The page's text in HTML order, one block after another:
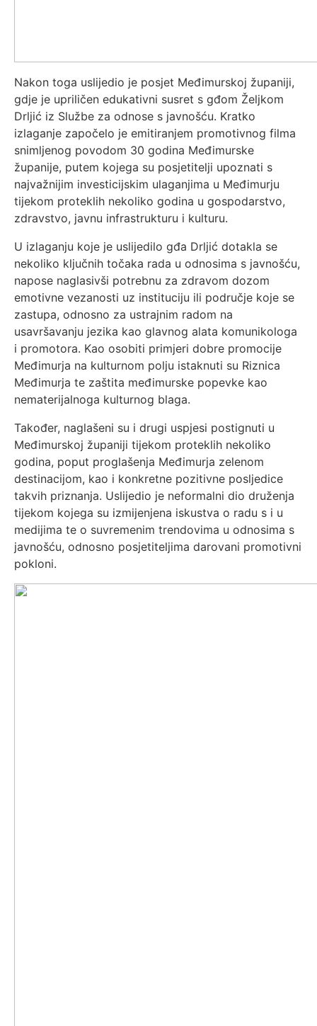
Nakon toga uslijedio je posjet Međimurskoj županiji,
gdje je upriličen edukativni susret s gđom Željkom
Drljić iz Službe za odnose s javnošću. Kratko
izlaganje započelo je emitiranjem promotivnog filma
snimljenog povodom 30 godina Međimurske
županije, putem kojega su posjetitelji upoznati s
najvažnijim investicijskim ulaganjima u Međimurju
tijekom proteklih nekoliko godina u gospodarstvo,
zdravstvo, javnu infrastrukturu i kulturu.
U izlaganju koje je uslijedilo gđa Drljić dotakla se
nekoliko ključnih točaka rada u odnosima s javnošću,
napose naglasivši potrebnu za zdravom dozom
emotivne vezanosti uz instituciju ili područje koje se
zastupa, odnosno za ustrajnim radom na
usavršavanju jezika kao glavnog alata komunikologa
i promotora. Kao osobiti primjeri dobre promocije
Međimurja na kulturnom polju istaknuti su Riznica
Međimurja te zaštita međimurske popevke kao
nematerijalnoga kulturnog blaga.
Također, naglašeni su i drugi uspjesi postignuti u
Međimurskoj županiji tijekom proteklih nekoliko
godina, poput proglašenja Međimurja zelenom
destinacijom, kao i konkretne pozitivne posljedice
takvih priznanja. Uslijedio je neformalni dio druženja
tijekom kojega su izmijenjena iskustva o radu s i u
medijima te o suvremenim trendovima u odnosima s
javnošću, odnosno posjetiteljima darovani promotivni
pokloni.